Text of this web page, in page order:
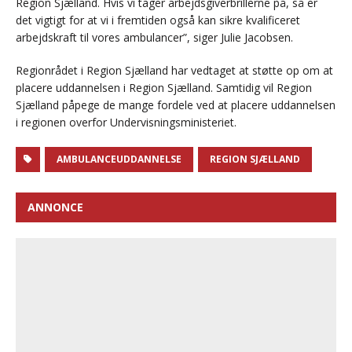
det vigtigt for at vi i fremtiden også kan sikre kvalificeret
arbejdskraft til vores ambulancer”, siger Julie Jacobsen.
Regionrådet i Region Sjælland har vedtaget at støtte op om at
placere uddannelsen i Region Sjælland. Samtidig vil Region
Sjælland påpege de mange fordele ved at placere uddannelsen
i regionen overfor Undervisningsministeriet.
AMBULANCEUDDANNELSE REGION SJÆLLAND
ANNONCE